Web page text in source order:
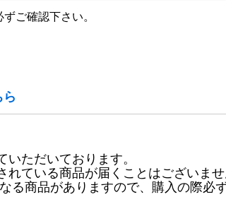
ご確認下さい。
ら
ただいております。
れている商品が届くことはございま
る商品がありますので、購入の際必